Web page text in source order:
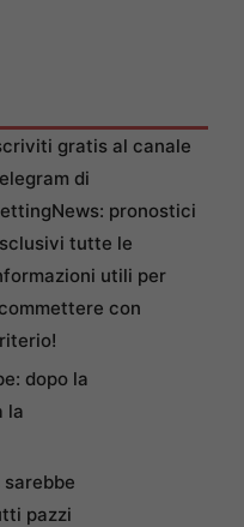
gratis al canale
di
pronostici
tutte le
utili per
con
dopo la
la
sarebbe
pazzi